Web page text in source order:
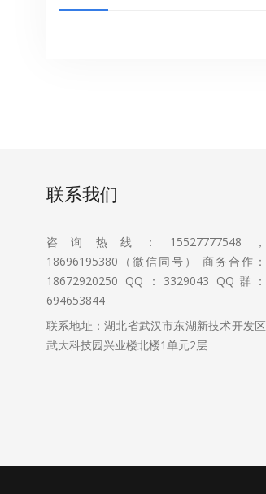
联系我们
咨询热线：15527777548，
18696195380（微信同号） 商务合作：
18672920250 QQ：3329043 QQ群：
694653844
联系地址：湖北省武汉市东湖新技术开发区
武大科技园兴业楼北楼1单元2层